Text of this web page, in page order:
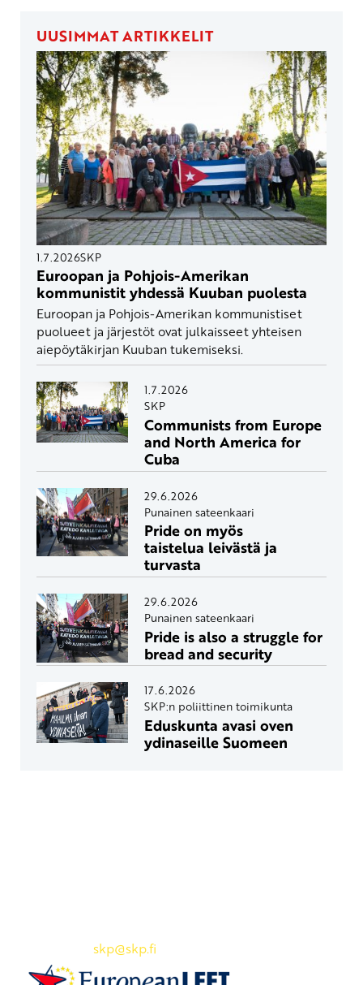
UUSIMMAT ARTIKKELIT
1.7.2026SKP
Euroopan ja Pohjois-Amerikan
kommunistit yhdessä Kuuban puolesta
Euroopan ja Pohjois-Amerikan kommunistiset
puolueet ja järjestöt ovat julkaisseet yhteisen
aiepöytäkirjan Kuuban tukemiseksi.
1.7.2026
SKP
Communists from Europe
and North America for
Cuba
29.6.2026
Punainen sateenkaari
Pride on myös
taistelua leivästä ja
turvasta
29.6.2026
Punainen sateenkaari
Pride is also a struggle for
bread and security
17.6.2026
SKP:n poliittinen toimikunta
Eduskunta avasi oven
ydinaseille Suomeen
skp@skp.fi